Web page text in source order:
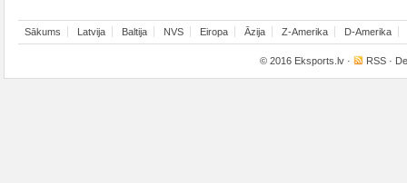
Sākums Latvija Baltija NVS Eiropa Āzija Z-Amerika D-Amerika
© 2016 Eksports.lv · RSS ·